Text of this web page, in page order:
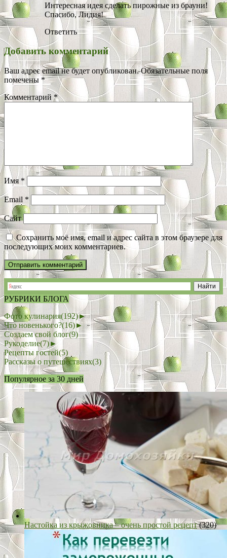
Интересная идея сделать пирожные из брауни!
Спасибо, Лидия!
Ответить
Добавить комментарий
Ваш адрес email не будет опубликован. Обязательные поля
помечены *
Комментарий*
Имя *
Email *
Сайт
Сохранить моё имя, email и адрес сайта в этом браузере для
последующих моих комментариев.
РУБРИКИ БЛОГА
Фото кулинария(192)►
Что новенького?(16)►
Создаем свой блог(9)
Рукоделие(7)►
Рецепты гостей(5)
Рассказы о путешествиях(3)
Популярное за 30 дней
Настойка из крыжовника – очень простой рецепт (320)